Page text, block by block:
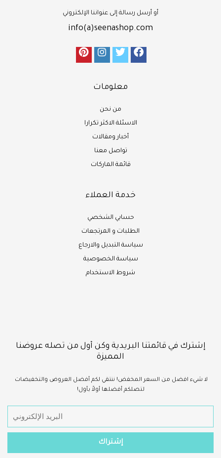
أو أرسل رسالة إلى عنواننا الإلكتروني
info(a)seenashop.com
معلومات
من نحن
الاسئلة الاكثر تكرارا
أخبار ومقالات
تواصل معنا
قائمة الماركات
خدمة العملاء
حسابي الشخصي
الطلبات و المرتجعات
سياسة التبديل والارجاع
سياسة الخصوصية
شروط الاستخدام
إشترك في قائمتنا البريدية وكن أول من تصله عروضنا
المميزة
لا شيء افضل من السعر المخفض! ننتقي لكم أفضل العروض والتخفيضات
لتصلكم أفضلها أولاً بأول!